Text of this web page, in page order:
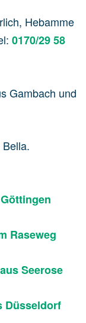
Hebamme
0170/29 58
Gambach und
Raseweg
Seerose
Düsseldorf